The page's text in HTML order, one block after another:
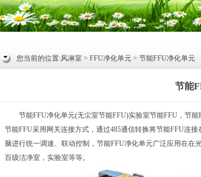
您当前的位置:风淋室 > FFU净化单元 > 节能FFU净化单元
节能
节能FFU净化单元(无尘室节能FFU)实验室节能FFU，节
节能FFU采用网关连接方式，通过485通信转换将节能FFU连
脑进行统一调速、联动控制，节能FFU净化单元广泛应用在在
百级洁净室，实验室等等。